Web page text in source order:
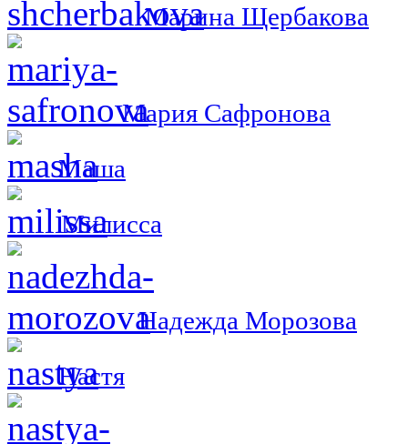
Марина Щербакова
Мария Сафронова
Маша
Милисса
Надежда Морозова
Настя